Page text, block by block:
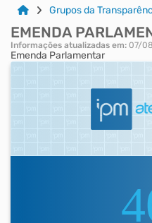
Cidadão
Autoatendimento
Grupos da
EMENDA
Informações atualizadas em: 07/
Emenda Parlamentar